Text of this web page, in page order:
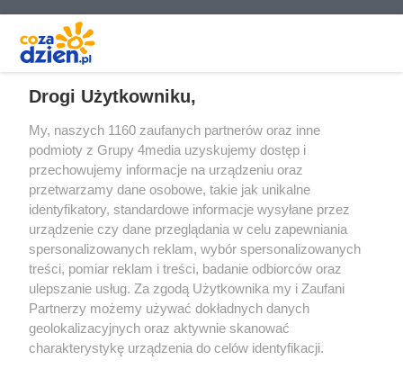
Prywatność Reklama Redakcja Praca Kielce
Drogi Użytkowniku,
My, naszych 1160 zaufanych partnerów oraz inne
podmioty z Grupy 4media uzyskujemy dostęp i
przechowujemy informacje na urządzeniu oraz
przetwarzamy dane osobowe, takie jak unikalne
identyfikatory, standardowe informacje wysyłane przez
urządzenie czy dane przeglądania w celu zapewniania
spersonalizowanych reklam, wybór spersonalizowanych
treści, pomiar reklam i treści, badanie odbiorców oraz
ulepszanie usług. Za zgodą Użytkownika my i Zaufani
Partnerzy możemy używać dokładnych danych
geolokalizacyjnych oraz aktywnie skanować
charakterystykę urządzenia do celów identyfikacji.